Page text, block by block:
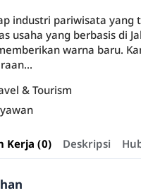
industri pariwisata yang
usaha yang berbasis di
warna baru.
& Tourism
Kerja (0) Deskripsi